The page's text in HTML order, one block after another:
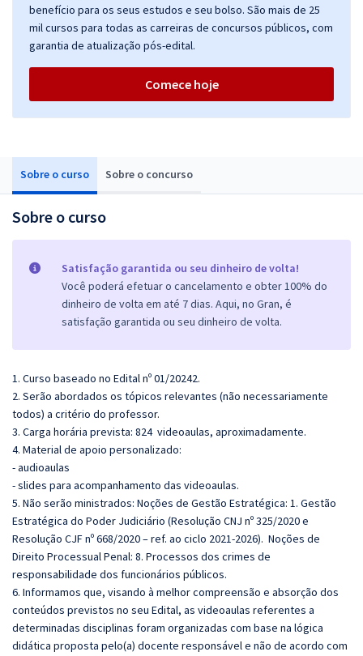
Sobre o curso Sobre o concurso
Sobre o curso
Satisfação garantida ou seu dinheiro de volta!
Você poderá efetuar o cancelamento e obter 100% do
dinheiro de volta em até 7 dias. Aqui, no Gran, é
satisfação garantida ou seu dinheiro de volta.
1. Curso baseado no Edital nº 01/20242.
2. Serão abordados os tópicos relevantes (não necessariamente
todos) a critério do professor.
3. Carga horária prevista: 824 videoaulas, aproximadamente.
4. Material de apoio personalizado:
- audioaulas
- slides para acompanhamento das videoaulas.
5. Não serão ministrados: Noções de Gestão Estratégica: 1. Gestão
Estratégica do Poder Judiciário (Resolução CNJ nº 325/2020 e
Resolução CJF nº 668/2020 – ref. ao ciclo 2021-2026). Noções de
Direito Processual Penal: 8. Processos dos crimes de
responsabilidade dos funcionários públicos.
6. Informamos que, visando à melhor compreensão e absorção dos
conteúdos previstos no seu Edital, as videoaulas referentes a
determinadas disciplinas foram organizadas com base na lógica
didática proposta pelo(a) docente responsável e não de acordo com
benefício para os seus estudos e seu bolso. São mais de 25
mil cursos para todas as carreiras de concursos públicos, com
garantia de atualização pós-edital.
Comece hoje